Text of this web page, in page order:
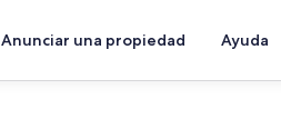
Anunciar una propiedad Ayuda